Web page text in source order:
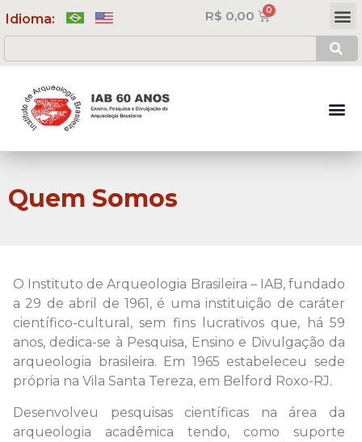
Idioma: R$ 0,00
Quem Somos
O Instituto de Arqueologia Brasileira – IAB, fundado
a 29 de abril de 1961, é uma instituição de caráter
científico-cultural, sem fins lucrativos que, há 59
anos, dedica-se à Pesquisa, Ensino e Divulgação da
arqueologia brasileira. Em 1965 estabeleceu sede
própria na Vila Santa Tereza, em Belford Roxo-RJ.
Desenvolveu pesquisas científicas na área da
arqueologia acadêmica tendo, como suporte